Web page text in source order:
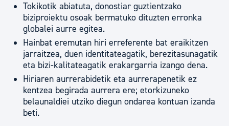
Tokikotik abiatuta, donostiar guztientzako
biziproiektu osoak bermatuko dituzten erronka
globalei aurre egitea.
Hainbat eremutan hiri erreferente bat eraikitzen
jarraitzea, duen identitateagatik, berezitasunagatik
eta bizi-kalitateagatik erakargarria izango dena.
Hiriaren aurrerabidetik eta aurrerapenetik ez
kentzea begirada aurrera ere; etorkizuneko
belaunaldiei utziko diegun ondarea kontuan izanda
beti.